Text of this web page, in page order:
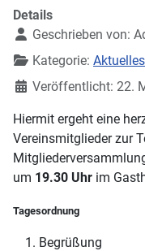
Details
Geschrieben von:
Kategorie:
Veröffentlicht: 22.
Hiermit ergeht eine
Vereinsmitglieder zur
um 19.30 Uhr im
Tagesordnung
Begrüßung